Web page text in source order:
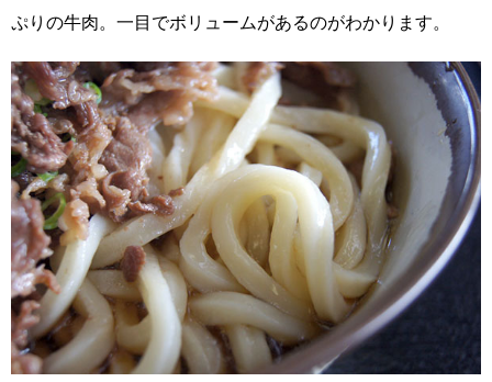
ぷりの牛肉。一目でボリュームがあるのがわかります。